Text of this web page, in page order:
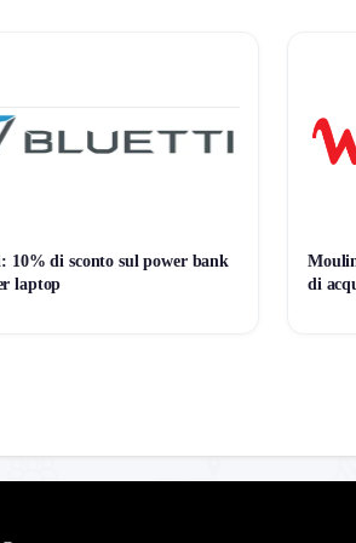
10% di sconto sul power bank
laptop
di